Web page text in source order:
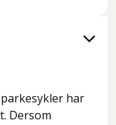
har
Dersom